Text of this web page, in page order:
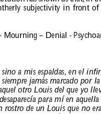
subjectivity in front of
Mourning – Denial -
a mis espaldas, en el
e jamás marcado por
otro Louis del que yo
ecía para mí en
rostro de un Louis que no